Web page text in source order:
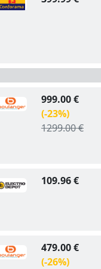
999.00 €
(-23%)
1299.00 €
109.96 €
479.00 €
(-26%)